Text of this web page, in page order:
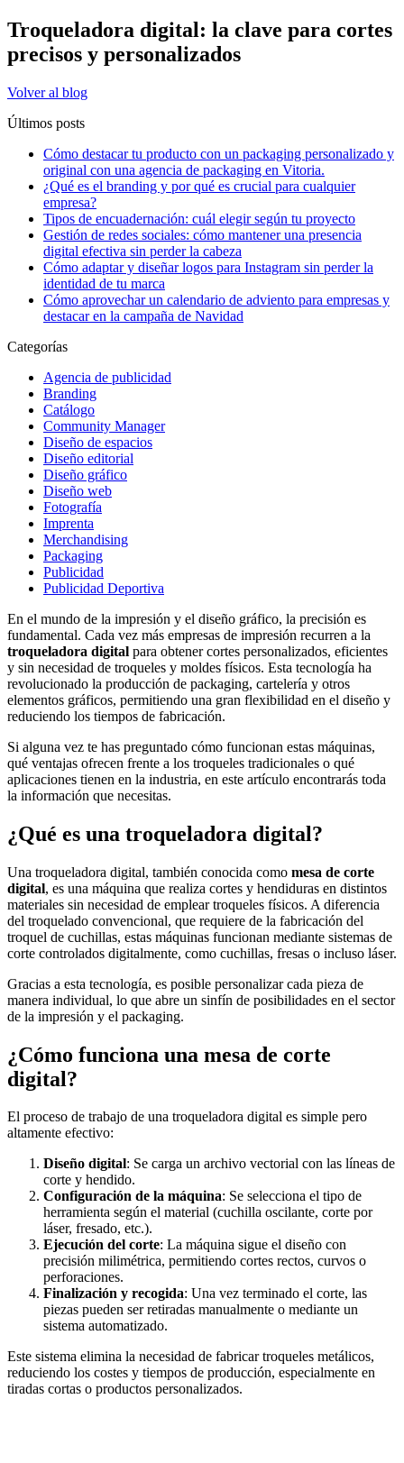
Troqueladora digital: la clave para cortes
precisos y personalizados
Volver al blog
Últimos posts
Cómo destacar tu producto con un packaging personalizado y
original con una agencia de packaging en Vitoria.
¿Qué es el branding y por qué es crucial para cualquier
empresa?
Tipos de encuadernación: cuál elegir según tu proyecto
Gestión de redes sociales: cómo mantener una presencia
digital efectiva sin perder la cabeza
Cómo adaptar y diseñar logos para Instagram sin perder la
identidad de tu marca
Cómo aprovechar un calendario de adviento para empresas y
destacar en la campaña de Navidad
Categorías
Agencia de publicidad
Branding
Catálogo
Community Manager
Diseño de espacios
Diseño editorial
Diseño gráfico
Diseño web
Fotografía
Imprenta
Merchandising
Packaging
Publicidad
Publicidad Deportiva
En el mundo de la impresión y el diseño gráfico, la precisión es
fundamental. Cada vez más empresas de impresión recurren a la
troqueladora digital para obtener cortes personalizados, eficientes
y sin necesidad de troqueles y moldes físicos. Esta tecnología ha
revolucionado la producción de packaging, cartelería y otros
elementos gráficos, permitiendo una gran flexibilidad en el diseño y
reduciendo los tiempos de fabricación.
Si alguna vez te has preguntado cómo funcionan estas máquinas,
qué ventajas ofrecen frente a los troqueles tradicionales o qué
aplicaciones tienen en la industria, en este artículo encontrarás toda
la información que necesitas.
¿Qué es una troqueladora digital?
Una troqueladora digital, también conocida como mesa de corte
digital, es una máquina que realiza cortes y hendiduras en distintos
materiales sin necesidad de emplear troqueles físicos. A diferencia
del troquelado convencional, que requiere de la fabricación del
troquel de cuchillas, estas máquinas funcionan mediante sistemas de
corte controlados digitalmente, como cuchillas, fresas o incluso láser.
Gracias a esta tecnología, es posible personalizar cada pieza de
manera individual, lo que abre un sinfín de posibilidades en el sector
de la impresión y el packaging.
¿Cómo funciona una mesa de corte
digital?
El proceso de trabajo de una troqueladora digital es simple pero
altamente efectivo:
Diseño digital: Se carga un archivo vectorial con las líneas de
corte y hendido.
Configuración de la máquina: Se selecciona el tipo de
herramienta según el material (cuchilla oscilante, corte por
láser, fresado, etc.).
Ejecución del corte: La máquina sigue el diseño con
precisión milimétrica, permitiendo cortes rectos, curvos o
perforaciones.
Finalización y recogida: Una vez terminado el corte, las
piezas pueden ser retiradas manualmente o mediante un
sistema automatizado.
Este sistema elimina la necesidad de fabricar troqueles metálicos,
reduciendo los costes y tiempos de producción, especialmente en
tiradas cortas o productos personalizados.